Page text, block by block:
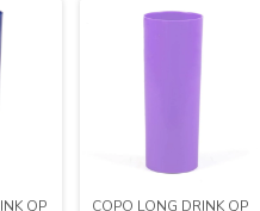
QP
COPO LONG DRINK QP